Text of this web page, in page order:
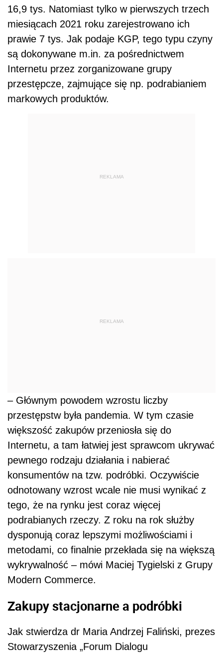
16,9 tys. Natomiast tylko w pierwszych trzech
miesiącach 2021 roku zarejestrowano ich
prawie 7 tys. Jak podaje KGP, tego typu czyny
są dokonywane m.in. za pośrednictwem
Internetu przez zorganizowane grupy
przestępcze, zajmujące się np. podrabianiem
markowych produktów.
REKLAMA
REKLAMA
– Głównym powodem wzrostu liczby
przestępstw była pandemia. W tym czasie
większość zakupów przeniosła się do
Internetu, a tam łatwiej jest sprawcom ukrywać
pewnego rodzaju działania i nabierać
konsumentów na tzw. podróbki. Oczywiście
odnotowany wzrost wcale nie musi wynikać z
tego, że na rynku jest coraz więcej
podrabianych rzeczy. Z roku na rok służby
dysponują coraz lepszymi możliwościami i
metodami, co finalnie przekłada się na większą
wykrywalność – mówi Maciej Tygielski z Grupy
Modern Commerce.
Zakupy stacjonarne a podróbki
Jak stwierdza dr Maria Andrzej Faliński, prezes
Stowarzyszenia „Forum Dialogu